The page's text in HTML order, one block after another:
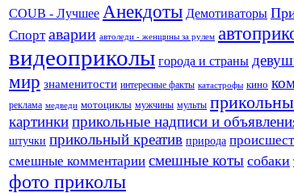
COUB - Лучшее Анекдоты Демотиваторы
Спорт аварии автоледи - женщины за рулем
видеоприколы города и страны
мир знаменитости интересные факты катастрофы кино
реклама медведи мотоциклы мужчины мульты
картинкиприкольные надписи и
штучки прикольный креатив природа
смешные комментарии смешные коты собаки
фото приколы